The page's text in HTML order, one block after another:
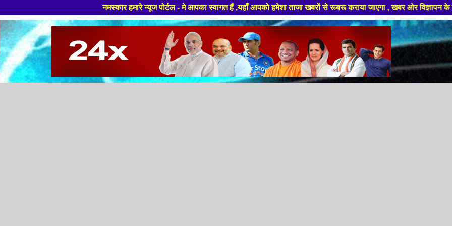
नमस्कार हमारे न्यूज पोर्टल - मे आपका स्वागत हैं ,यहाँ आपको हमेशा ताजा खबरों से रूबरू कराया जाएगा , खबर ओर विज्ञापन के लिए संपर्क